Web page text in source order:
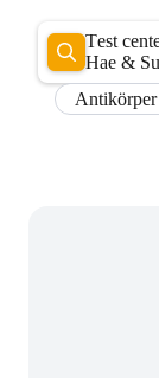
Test
Hae &
Antikörper